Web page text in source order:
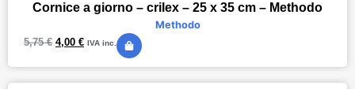
Cornice a giorno – crilex – 25 x 35 cm – Methodo
Methodo
5,75€ 4,00 € IVA inc.